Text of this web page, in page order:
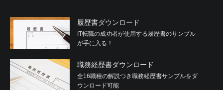
履歴書ダウンロード
IT転職の成功者が使用する履歴書のサンプル
が手に入る！
職務経歴書ダウンロード
全16職種の解説つき職務経歴書サンプルをダ
ウンロード可能